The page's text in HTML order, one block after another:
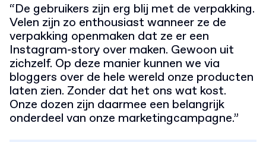
“De gebruikers zijn erg blij met de verpakking.
Velen zijn zo enthousiast wanneer ze de
verpakking openmaken dat ze er een
Instagram-story over maken. Gewoon uit
zichzelf. Op deze manier kunnen we via
bloggers over de hele wereld onze producten
laten zien. Zonder dat het ons wat kost.
Onze dozen zijn daarmee een belangrijk
onderdeel van onze marketingcampagne.”